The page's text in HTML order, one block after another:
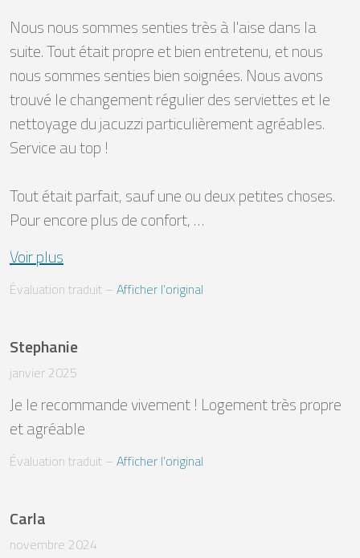
Nous nous sommes senties très à l'aise dans la
suite. Tout était propre et bien entretenu, et nous
nous sommes senties bien soignées. Nous avons
trouvé le changement régulier des serviettes et le
nettoyage du jacuzzi particulièrement agréables.
Service au top !
Tout était parfait, sauf une ou deux petites choses.
Pour encore plus de confort, …
Voir plus
Évaluation traduit – Afficher l’original
Stephanie
janvier 2025
Je le recommande vivement ! Logement très propre
et agréable
Évaluation traduit – Afficher l’original
Carla
novembre 2024